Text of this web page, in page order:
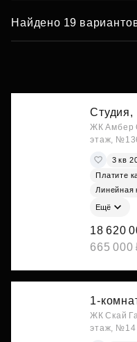
Найдено 19
Студия,
ЖК Амбер
этаж,
3 кв
Платите
Линейная
Ещё
18 620
665 000
1-
ЖК Скай
этаж, №14